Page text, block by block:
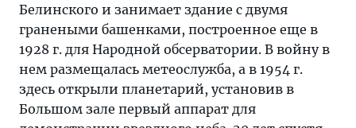
Белинского и занимает здание с двумя
гранеными башенками, построенное еще в
1928 г. для Народной обсерватории. В войну в
нем размещалась метеослужба, а в 1954 г.
здесь открыли планетарий, установив в
Большом зале первый аппарат для